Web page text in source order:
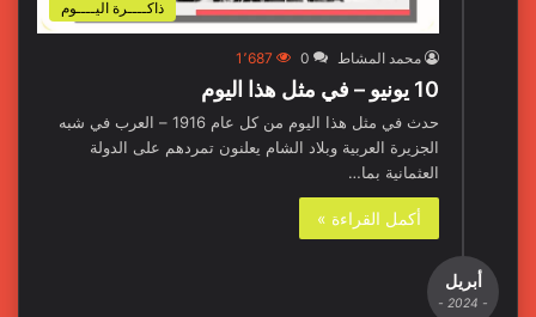
ذاكــــرة اليــــوم
محمد المشاط 0 1٬687
10 يونيو – في مثل هذا اليوم
حدث في مثل هذا اليوم من كل عام 1916 – العرب في شبه
الجزيرة العربية وبلاد الشام يعلنون تمردهم على الدولة
العثمانية بما…
أكمل القراءة »
أبريل
- 2024 -